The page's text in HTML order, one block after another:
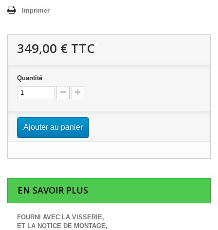
Imprimer
349,00 € TTC
Quantité
Ajouter au panier
EN SAVOIR PLUS
FOURNI AVEC LA VISSERIE,
ET LA NOTICE DE MONTAGE,